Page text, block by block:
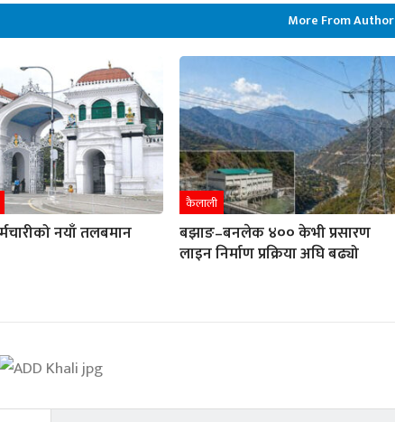
More From Author
नयाँ तलबमान
कैलाली
बझाङ–बनलेक ४०० केभी प्रसारण
लाइन निर्माण प्रक्रिया अघि बढ्यो